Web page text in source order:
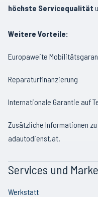
höchste Servicequalität
Weitere Vorteile:
Europaweite
Reparaturfinanzierung
Internationale Garantie auf
Zusätzliche Informationen zu
adautodienst.at.
Services und
Werkstatt